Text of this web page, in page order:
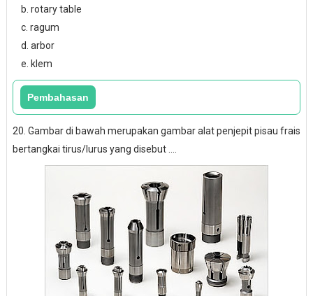
b. rotary table
c. ragum
d. arbor
e. klem
20. Gambar di bawah merupakan gambar alat penjepit pisau frais
bertangkai tirus/lurus yang disebut ....